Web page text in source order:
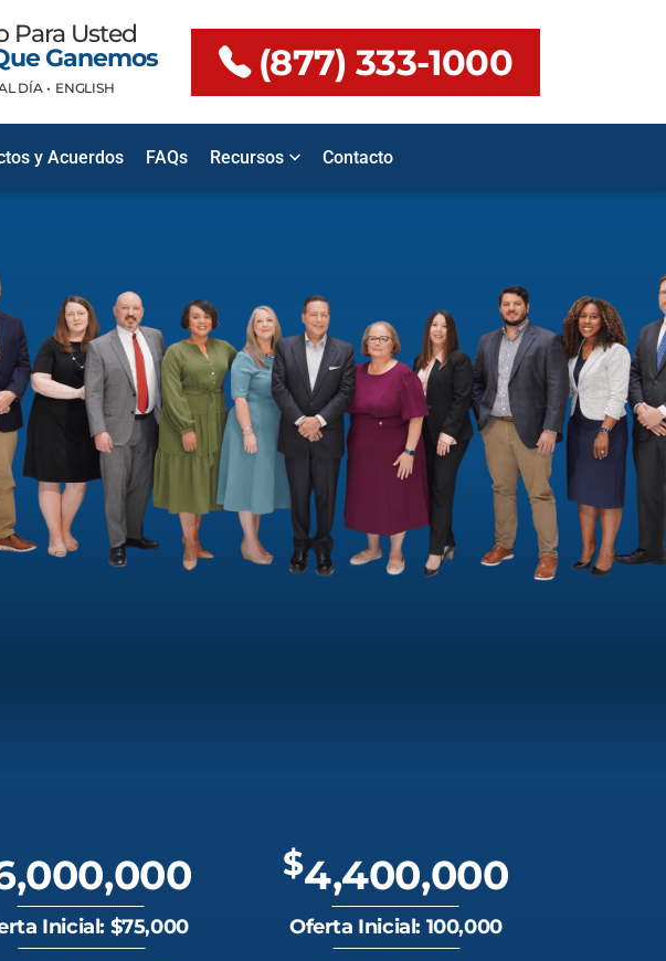
Para Usted
Ganemos
DÍA • ENGLISH
(877) 333-1000
y Acuerdos FAQs Recursos Contacto
Inicial: $75,000
$4,400,000
Oferta Inicial: 100,000